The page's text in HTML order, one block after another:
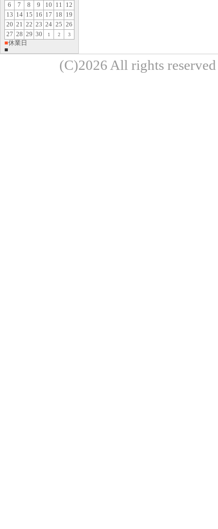
6
7 8 9 10 11
12
13 14 15 16 17 18 19
20 21 22 23 24 25 26
27 28 29 30 1 2 3
■休業日
■
(C)2026 All rights